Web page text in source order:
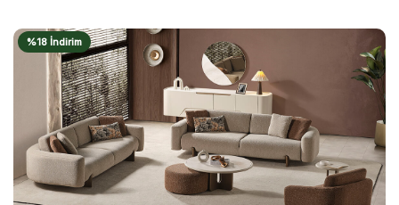
%18 İndirim